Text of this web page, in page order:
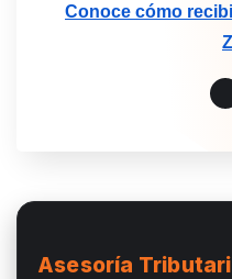
Conoce cómo
Asesoría